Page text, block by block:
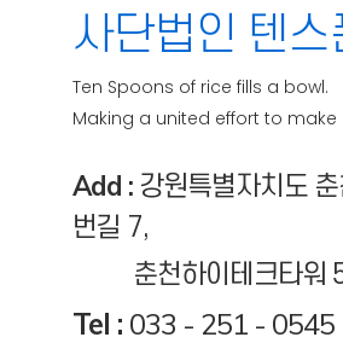
사단법인 텐스
Ten Spoons of rice fills a bowl.
Making a united effort to
Add : 강원특별자치도
번길 7,
춘천하이테크타워
Tel : 033 - 251 - 0545